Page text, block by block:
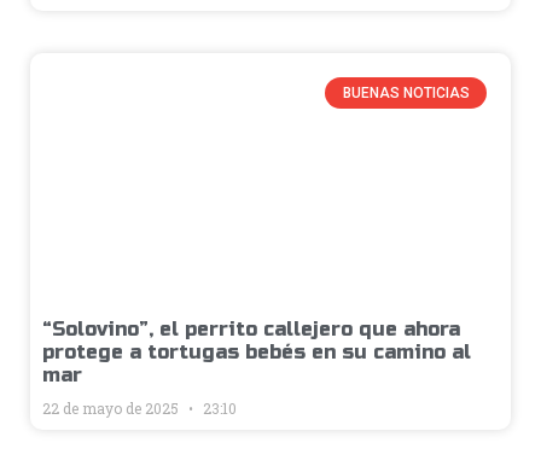
BUENAS NOTICIAS
“Solovino”, el perrito callejero que ahora
protege a tortugas bebés en su camino al
mar
22 de mayo de 2025 23:10